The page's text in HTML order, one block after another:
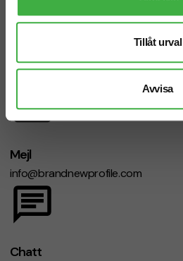
Tillåt urval
Avvisa
Telefon: 019-760 65 00
Mån-fre 08.30 - 17.00
Mejl
info@brandnewprofile.com
Chatt